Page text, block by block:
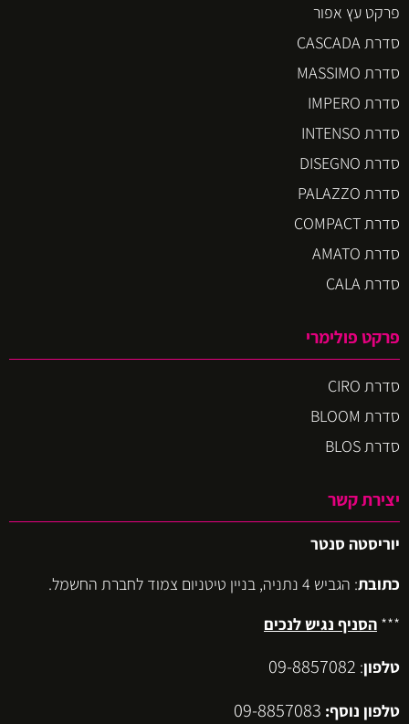
פרקט עץ אפור
סדרת CASCADA
סדרת MASSIMO
סדרת IMPERO
סדרת INTENSO
סדרת DISEGNO
סדרת PALAZZO
סדרת COMPACT
סדרת AMATO
סדרת CALA
פרקט פולימרי
סדרת CIRO
סדרת BLOOM
סדרת BLOS
יצירת קשר
יוריסטה סנטר
כתובת: הגביש 4 נתניה, בניין טיטניום צמוד לחברת החשמל.
*** הסניף נגיש לנכים
טלפון:
09-8857082
טלפון נוסף: 09-8857083